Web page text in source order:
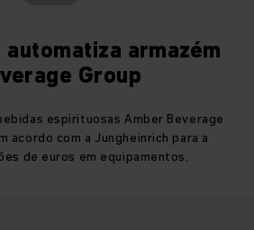
armazém
Group
espirituosas Amber Beverage
acordo com a Jungheinrich para a
de euros em equipamentos.